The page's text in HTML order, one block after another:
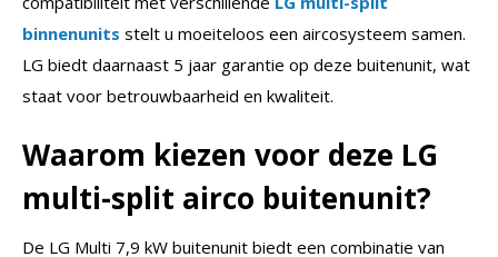
binnenunits stelt u moeiteloos een aircosysteem samen.
LG biedt daarnaast 5 jaar garantie op deze buitenunit, wat
staat voor betrouwbaarheid en kwaliteit.
Waarom kiezen voor deze LG
multi-split airco buitenunit?
De LG Multi 7,9 kW buitenunit biedt een combinatie van